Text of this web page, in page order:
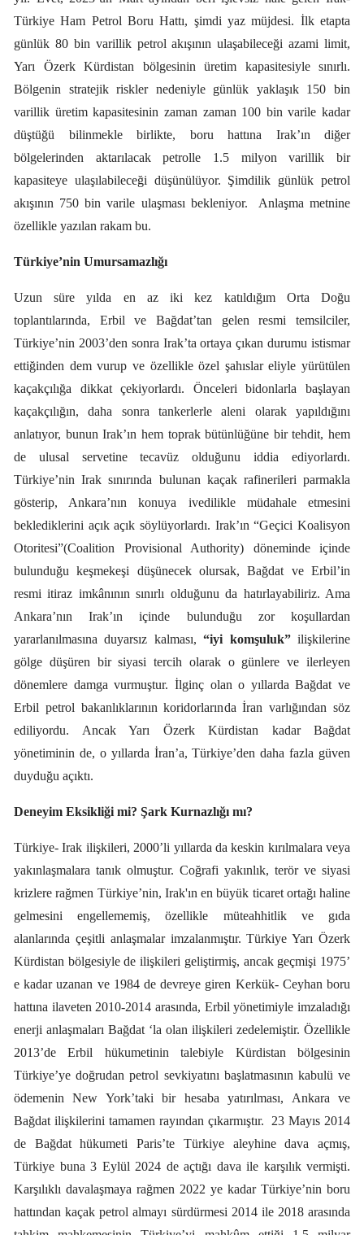
Türkiye Ham Petrol Boru Hattı, şimdi yaz müjdesi. İlk etapta
günlük 80 bin varillik petrol akışının ulaşabileceği azami limit,
Yarı Özerk Kürdistan bölgesinin üretim kapasitesiyle sınırlı.
Bölgenin stratejik riskler nedeniyle günlük yaklaşık 150 bin
varillik üretim kapasitesinin zaman zaman 100 bin varile kadar
düştüğü bilinmekle birlikte, boru hattına Irak’ın diğer
bölgelerinden aktarılacak petrolle 1.5 milyon varillik bir
kapasiteye ulaşılabileceği düşünülüyor. Şimdilik günlük petrol
akışının 750 bin varile ulaşması bekleniyor.
Anlaşma metnine
özellikle yazılan rakam bu.
Türkiye’nin Umursamazlığı
Uzun süre yılda en az iki kez katıldığım Orta Doğu
toplantılarında, Erbil ve Bağdat’tan gelen resmi temsilciler,
Türkiye’nin 2003’den sonra Irak’ta ortaya çıkan durumu istismar
ettiğinden dem vurup ve özellikle özel şahıslar eliyle yürütülen
kaçakçılığa dikkat çekiyorlardı. Önceleri bidonlarla başlayan
kaçakçılığın, daha sonra tankerlerle aleni olarak yapıldığını
anlatıyor, bunun Irak’ın hem toprak bütünlüğüne bir tehdit, hem
de ulusal servetine tecavüz olduğunu iddia ediyorlardı.
Türkiye’nin Irak sınırında bulunan kaçak rafinerileri parmakla
gösterip, Ankara’nın konuya ivedilikle müdahale etmesini
beklediklerini açık açık söylüyorlardı. Irak’ın “Geçici Koalisyon
Otoritesi”(Coalition Provisional Authority) döneminde içinde
bulunduğu keşmekeşi düşünecek olursak, Bağdat ve Erbil’in
resmi itiraz imkânının sınırlı olduğunu da hatırlayabiliriz. Ama
Ankara’nın Irak’ın içinde bulunduğu zor koşullardan
yararlanılmasına duyarsız kalması,“iyi komşuluk”ilişkilerine
gölge düşüren bir siyasi tercih olarak o günlere ve ilerleyen
dönemlere damga vurmuştur. İlginç olan o yıllarda Bağdat ve
Erbil petrol bakanlıklarının koridorlarında İran varlığından söz
ediliyordu. Ancak Yarı Özerk Kürdistan kadar Bağdat
yönetiminin de, o yıllarda İran’a, Türkiye’den daha fazla güven
duyduğu açıktı.
Deneyim Eksikliği mi? Şark Kurnazlığı mı?
Türkiye- Irak ilişkileri, 2000’li yıllarda da keskin kırılmalara veya
yakınlaşmalara tanık olmuştur. Coğrafi yakınlık, terör ve siyasi
krizlere rağmen Türkiye’nin, Irak'ın en büyük ticaret ortağı haline
gelmesini engellememiş, özellikle müteahhitlik ve gıda
alanlarında çeşitli anlaşmalar imzalanmıştır. Türkiye Yarı Özerk
Kürdistan bölgesiyle de ilişkileri geliştirmiş, ancak geçmişi 1975’
e kadar uzanan ve 1984 de devreye giren Kerkük- Ceyhan boru
hattına ilaveten 2010-2014 arasında, Erbil yönetimiyle imzaladığı
enerji anlaşmaları Bağdat ‘la olan ilişkileri zedelemiştir. Özellikle
2013’de Erbil hükumetinin talebiyle Kürdistan bölgesinin
Türkiye’ye doğrudan petrol sevkiyatını başlatmasının kabulü ve
ödemenin New York’taki bir hesaba yatırılması, Ankara ve
Bağdat ilişkilerini tamamen rayından çıkarmıştır.
23 Mayıs 2014
de Bağdat hükumeti Paris’te Türkiye aleyhine dava açmış,
Türkiye buna 3 Eylül 2024 de açtığı dava ile karşılık vermişti.
Karşılıklı davalaşmaya rağmen 2022 ye kadar Türkiye’nin boru
hattından kaçak petrol almayı sürdürmesi 2014 ile 2018 arasında